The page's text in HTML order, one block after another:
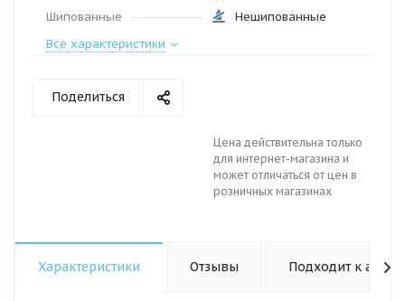
Шипованные
Нешипованные
Все характеристики
Поделиться
Цена действительна только
для интернет-магазина и
может отличаться от цен в
розничных магазинах
Характеристики Отзывы Подходит к авто